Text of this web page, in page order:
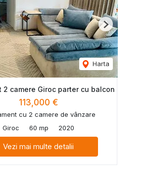
Harta
Next
2 camere Giroc parter cu balcon
113,000 €
cu 2 camere de vânzare
Giroc
60 mp 2020
Vezi mai multe detalii